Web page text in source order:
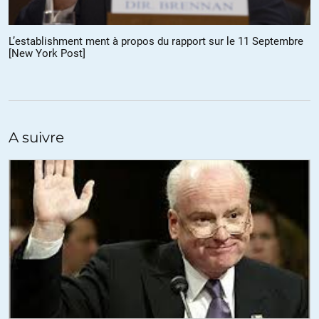
pas compte qu’ils ont failli. Soit par un formatage scolaire, soit
pour des raisons professionnels : ne pas être trop critique pour
trouver ou garder son emploi.
démocratie représentative, un côté démocratie participative et un
scientifiques non sociales.
scientifique académique, je vois au quotidien les politiques
prendre des décisions absurdes car (i) ils ne comprennent pas le
sujet et (ii) ils ont des intérêts autres. Le rôle purement consultatif
est parfois trop limité.
+12 ALERTER
DUGUESCLIN 13.05.2016 à 18h03
Le rôle des journalistes est aussi d’accepter le contradictoire
L’establishment ment à propos du rapport sur le 11 Septembre
[New York Post]
A suivre